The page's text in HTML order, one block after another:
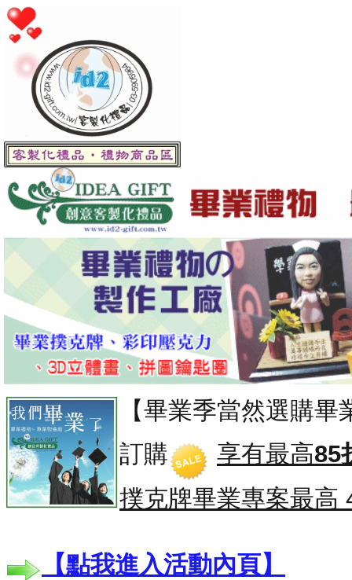
【畢業季當然選購
訂購
享有最高85
撲克牌畢業專案最高
【點我進入活動內頁】